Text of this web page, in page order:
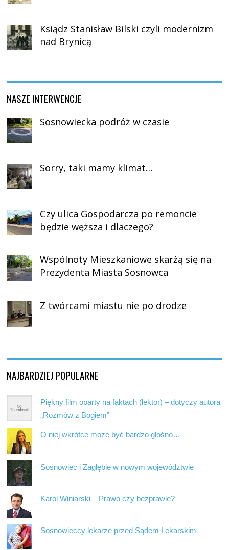
Ksiądz Stanisław Bilski czyli modernizm
nad Brynicą
NASZE INTERWENCJE
Sosnowiecka podróż w czasie
Sorry, taki mamy klimat…
Czy ulica Gospodarcza po remoncie
będzie węższa i dlaczego?
Wspólnoty Mieszkaniowe skarżą się na
Prezydenta Miasta Sosnowca
Z twórcami miastu nie po drodze
NAJBARDZIEJ POPULARNE
Piękny film oparty na faktach (lektor) – dotyczy autora
„Rozmów z Bogiem”
O niej wkrótce może być bardzo głośno…
Sosnowiec i Zagłębie w nowym województwie
Karol Winiarski – Prawo czy bezprawie?
Sosnowieccy lekarze przed Sądem Lekarskim